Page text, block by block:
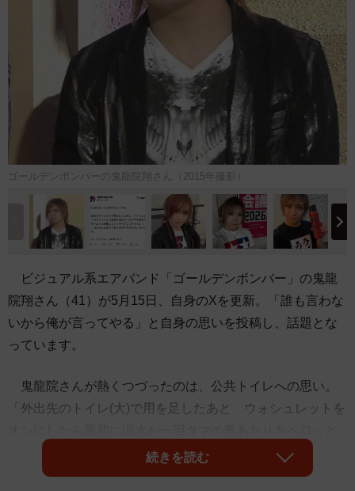
ゴールデンボンバーの鬼龍院翔さん（2015年撮影）
ビジュアル系エアバンド「ゴールデンボンバー」の鬼龍
院翔さん（41）が5月15日、自身のXを更新。「誰も言わな
いから俺が言ってやる」と自身の思いを投稿し、話題とな
っています。
鬼龍院さんが熱くつづったのは、公共トイレへの思い。
「外出先のトイレ(大)で用を足したあと ウォシュレットを
経由していくタイプのウォシュレット、あれなんなの？
穴狙うの下手すぎだろ」とウォシュレット機能に対してリ
続きを読む